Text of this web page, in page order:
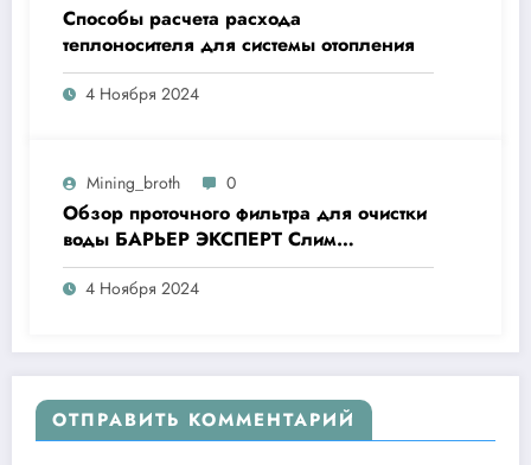
Способы расчета расхода
теплоносителя для системы отопления
4 Ноября 2024
Mining_broth 0
Обзор проточного фильтра для очистки
воды БАРЬЕР ЭКСПЕРТ Слим
Жесткость
4 Ноября 2024
ОТПРАВИТЬ КОММЕНТАРИЙ